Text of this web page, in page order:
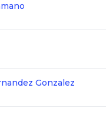
Gonzalez